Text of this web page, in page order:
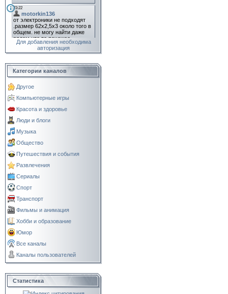
Для добавления необходима
авторизация
Категории каналов
Другое
Компьютерные игры
Красота и здоровье
Люди и блоги
Музыка
Общество
Путешествия и события
Развлечения
Сериалы
Спорт
Транспорт
Фильмы и анимация
Хобби и образование
Юмор
Все каналы
Каналы пользователей
Статистика